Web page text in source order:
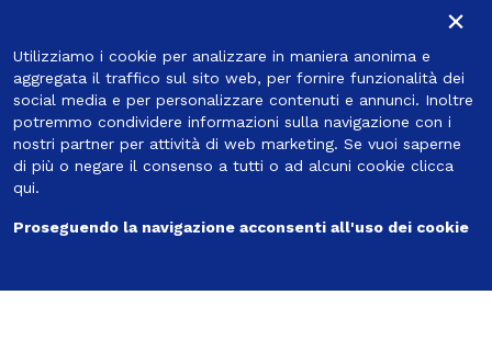
Iscriviti alla newsletter
Iscriviti
Seguici
Utilizziamo i cookie per analizzare in maniera anonima e
aggregata il traffico sul sito web, per fornire funzionalità dei
social media e per personalizzare contenuti e annunci. Inoltre
potremmo condividere informazioni sulla navigazione con i
nostri partner per attività di web marketing. Se vuoi saperne
di più o negare il consenso a tutti o ad alcuni cookie clicca
qui.
Proseguendo la navigazione acconsenti all'uso dei cookie
×